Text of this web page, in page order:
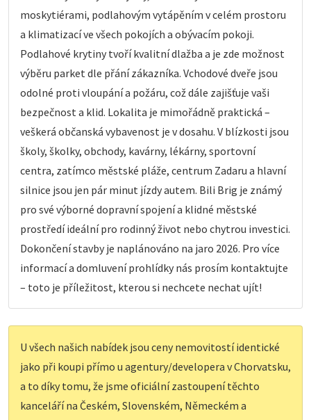
moskytiérami, podlahovým vytápěním v celém prostoru
a klimatizací ve všech pokojích a obývacím pokoji.
Podlahové krytiny tvoří kvalitní dlažba a je zde možnost
výběru parket dle přání zákazníka. Vchodové dveře jsou
odolné proti vloupání a požáru, což dále zajišťuje vaši
bezpečnost a klid. Lokalita je mimořádně praktická –
veškerá občanská vybavenost je v dosahu. V blízkosti jsou
školy, školky, obchody, kavárny, lékárny, sportovní
centra, zatímco městské pláže, centrum Zadaru a hlavní
silnice jsou jen pár minut jízdy autem. Bili Brig je známý
pro své výborné dopravní spojení a klidné městské
prostředí ideální pro rodinný život nebo chytrou investici.
Dokončení stavby je naplánováno na jaro 2026. Pro více
informací a domluvení prohlídky nás prosím kontaktujte
– toto je příležitost, kterou si nechcete nechat ujít!
U všech našich nabídek jsou ceny nemovitostí identické
jako při koupi přímo u agentury/developera v Chorvatsku,
a to díky tomu, že jsme oficiální zastoupení těchto
kanceláří na Českém, Slovenském, Německém a